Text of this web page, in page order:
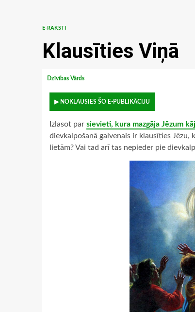
E-RAKSTI
Klausīties Viņā
Dzīvības Vārds
▶ NOKLAUSIES ŠO E-PUBLIKĀCIJU
Izlasot par sievieti, kura mazgāja Jēzum
dievkalpošanā galvenais ir klausīties Jēzu,
lietām? Vai tad arī tas nepieder pie